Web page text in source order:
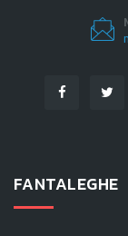
FANTALEGHE